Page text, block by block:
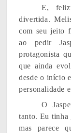
E,
divertida.
com seu jeito
ao pedir
protagonista
que ainda
desde o início
personalidade
O
tanto. Eu tinha
mas parece